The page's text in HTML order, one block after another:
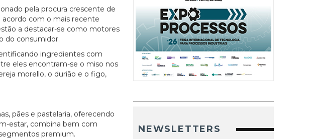
pela procura crescente de
acordo com o mais recente
a destacar-se como motores
do consumidor.
ingredientes com
eles encontram-se o miso nos
morello, o durião e o figo,
pães e pastelaria, oferecendo
estar, combina bem com
premium.
NEWSLETTERS